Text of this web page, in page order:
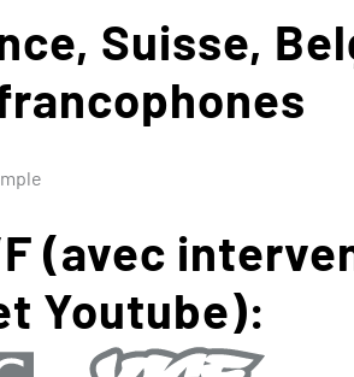
Suisse,
(avec
Youtube):